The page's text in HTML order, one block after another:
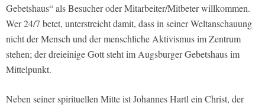
Gebetshaus“ als Besucher oder Mitarbeiter/Mitbeter willkommen.
Wer 24/7 betet, unterstreicht damit, dass in seiner Weltanschauung
nicht der Mensch und der menschliche Aktivismus im Zentrum
stehen; der dreieinige Gott steht im Augsburger Gebetshaus im
Mittelpunkt.
Neben seiner spirituellen Mitte ist Johannes Hartl ein Christ, der